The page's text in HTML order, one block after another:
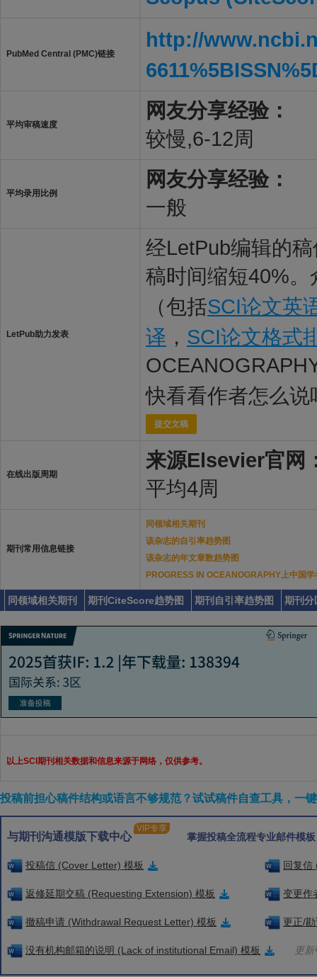
PubMed Central (PMC)链接
http://
平均审稿速度
网友分享经验：
较慢,6-12周
平均录用比例
网友分享经验：
一般
LetPub助力发表
经LetPub编辑的
稿时间缩短40%
（包括SCI论文英
译 ， SCI论文格式
快看看作者怎么说
提交文稿
在线出版周期
来源Elsevier官网
平均4周
期刊常用信息链接
同领域相关期刊
该杂志的自引率趋势图
该杂志的年文章数趋势图
PROGRESS IN OCEANOGRAPHY上中国
同领域相关期刊 期刊CiteScore趋势图 期刊自引率趋势图 期刊分
以上SCI期刊相关数据和信息来源于网络，仅供参考。
投稿前担心稿件结构或语言不够规范？试试稿件自查工具，一
与期刊沟通模版下载中心
VIP专享
掌握投稿全流程专业邮件模
投稿信 (Cover Letter) 模板 回复信
返修延期交稿 (Requesting Extension) 模板 变更作
撤稿申请 (Withdrawal Request Letter) 模板 更正/
没有机构邮箱的说明 (Lack of institutional Email) 模板 更